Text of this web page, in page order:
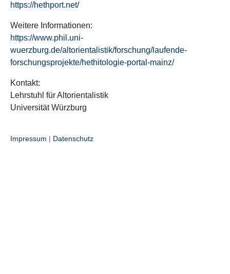
https://hethport.net/
Weitere Informationen:
https://www.phil.uni-
wuerzburg.de/altorientalistik/forschung/laufende-
forschungsprojekte/hethitologie-portal-mainz/
Kontakt:
Lehrstuhl für Altorientalistik
Universität Würzburg
Impressum | Datenschutz